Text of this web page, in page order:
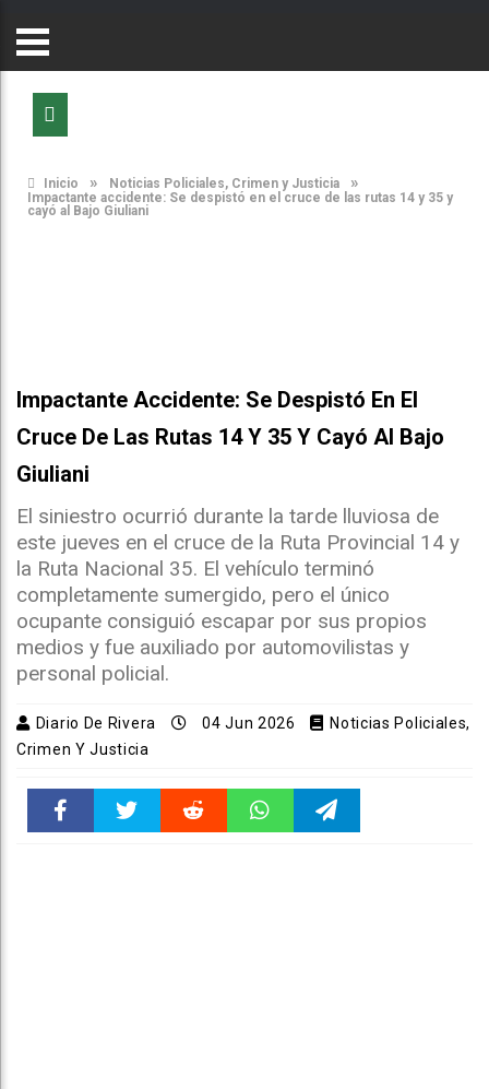
Inicio » Noticias Policiales, Crimen y Justicia »
Impactante accidente: Se despistó en el cruce de las rutas 14 y 35 y
cayó al Bajo Giuliani
Impactante Accidente: Se Despistó En El
Cruce De Las Rutas 14 Y 35 Y Cayó Al Bajo
Giuliani
El siniestro ocurrió durante la tarde lluviosa de
este jueves en el cruce de la Ruta Provincial 14 y
la Ruta Nacional 35. El vehículo terminó
completamente sumergido, pero el único
ocupante consiguió escapar por sus propios
medios y fue auxiliado por automovilistas y
personal policial.
Diario De Rivera 04 Jun 2026
Noticias Policiales,
Crimen Y Justicia